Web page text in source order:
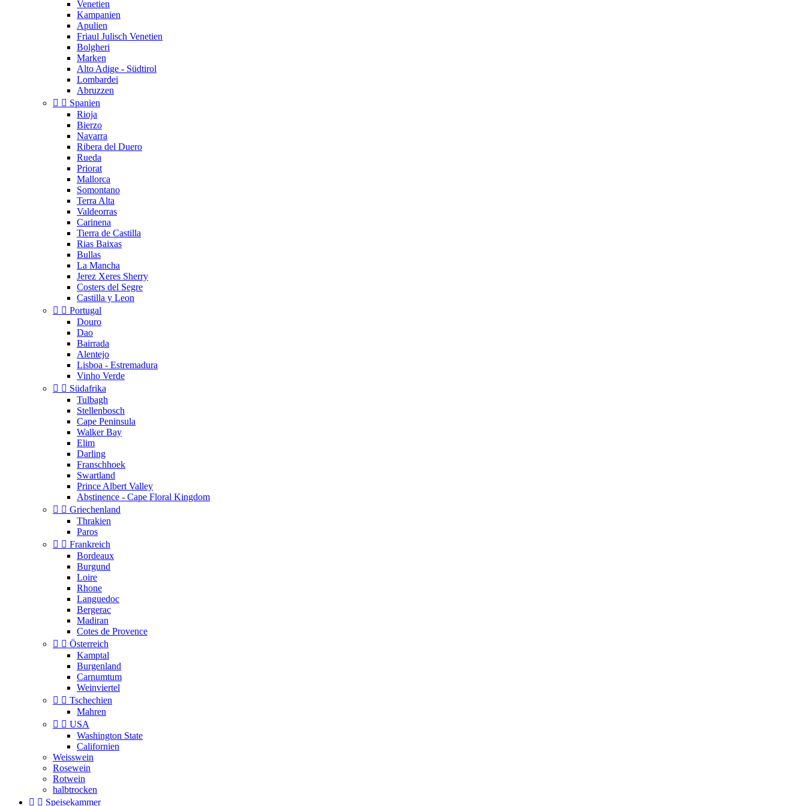
Venetien
Kampanien
Apulien
Friaul Julisch Venetien
Bolgheri
Marken
Alto Adige - Südtirol
Lombardei
Abruzzen
  Spanien
Rioja
Bierzo
Navarra
Ribera del Duero
Rueda
Priorat
Mallorca
Somontano
Terra Alta
Valdeorras
Carinena
Tierra de Castilla
Rias Baixas
Bullas
La Mancha
Jerez Xeres Sherry
Costers del Segre
Castilla y Leon
  Portugal
Douro
Dao
Bairrada
Alentejo
Lisboa - Estremadura
Vinho Verde
  Südafrika
Tulbagh
Stellenbosch
Cape Peninsula
Walker Bay
Elim
Darling
Franschhoek
Swartland
Prince Albert Valley
Abstinence - Cape Floral Kingdom
  Griechenland
Thrakien
Paros
  Frankreich
Bordeaux
Burgund
Loire
Rhone
Languedoc
Bergerac
Madiran
Cotes de Provence
  Österreich
Kamptal
Burgenland
Carnumtum
Weinviertel
  Tschechien
Mahren
  USA
Washington State
Californien
Weisswein
Rosewein
Rotwein
halbtrocken
  Speisekammer